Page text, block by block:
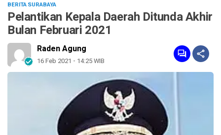
BERITA SURABAYA
Pelantikan Kepala Daerah Ditunda Akhir
Bulan Februari 2021
Raden Agung
16 Feb 2021 - 14:25 WIB